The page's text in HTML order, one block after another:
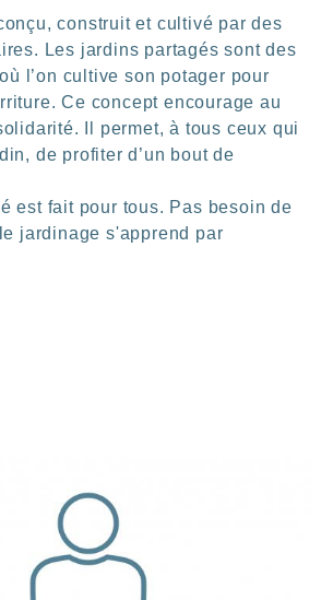
construit et cultivé par des
Les jardins partagés sont des
l’on cultive son potager pour
Ce concept encourage au
Il permet, à tous ceux qui
de profiter d’un bout de
est fait pour tous. Pas besoin de
jardinage s'apprend par